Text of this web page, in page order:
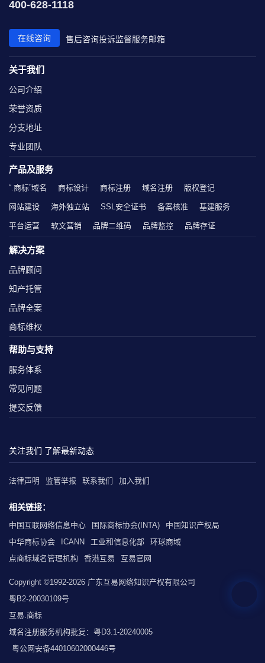
400-628-1118
在线咨询 售后咨询投诉监督服务邮箱
关于我们
公司介绍
荣誉资质
分支地址
专业团队
产品及服务
“.商标”域名 商标设计 商标注册 域名注册 版权登记
网站建设 海外独立站 SSL安全证书 备案核准 基建服务
平台运营 软文营销 品牌二维码 品牌监控 品牌存证
解决方案
品牌顾问
知产托管
品牌全案
商标维权
帮助与支持
服务体系
常见问题
提交反馈
关注我们 了解最新动态
法律声明 监管举报 联系我们 加入我们
相关链接：
中国互联网络信息中心 国际商标协会(INTA)
中国知识产权局
中华商标协会
ICANN 工业和信息化部
环球商域
点商标域名管理机构
香港互易 互易官网
Copyright ©1992-2026 广东互易网络知识产权有限公司
粤B2-20030109号
互易.商标
域名注册服务机构批复：粤D3.1-20240005
粤公网安备44010602000446号